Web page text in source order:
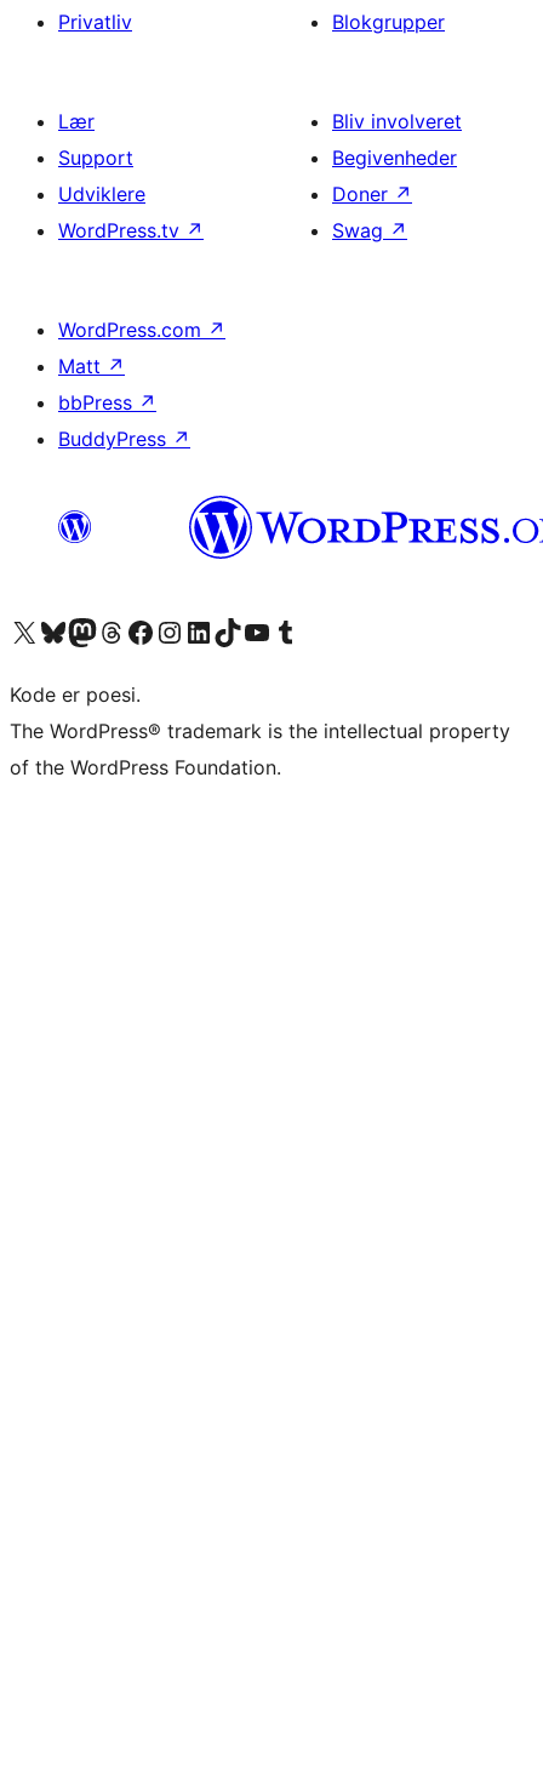
Privatliv
Blokgrupper
Lær
Support
Udviklere
WordPress.tv ↗
Bliv involveret
Begivenheder
Doner ↗
Swag ↗
WordPress.com ↗
Matt ↗
bbPress ↗
BuddyPress ↗
Besøg vores X (tidligere Twitter) konto
Besøg vores Bluesky-konto
Besøg vores Mastodon konto
Besøg vores Threads-konto
Besøg vores Facebook sideBesøg vores Instagram konto
Besøg vores LinkedIn konto
Besøg vores TikTok-konto
Besøg vores YouTube-kanalBesøg vores Tumblr-konto
Kode er poesi.
The WordPress® trademark is the intellectual property
of the WordPress Foundation.